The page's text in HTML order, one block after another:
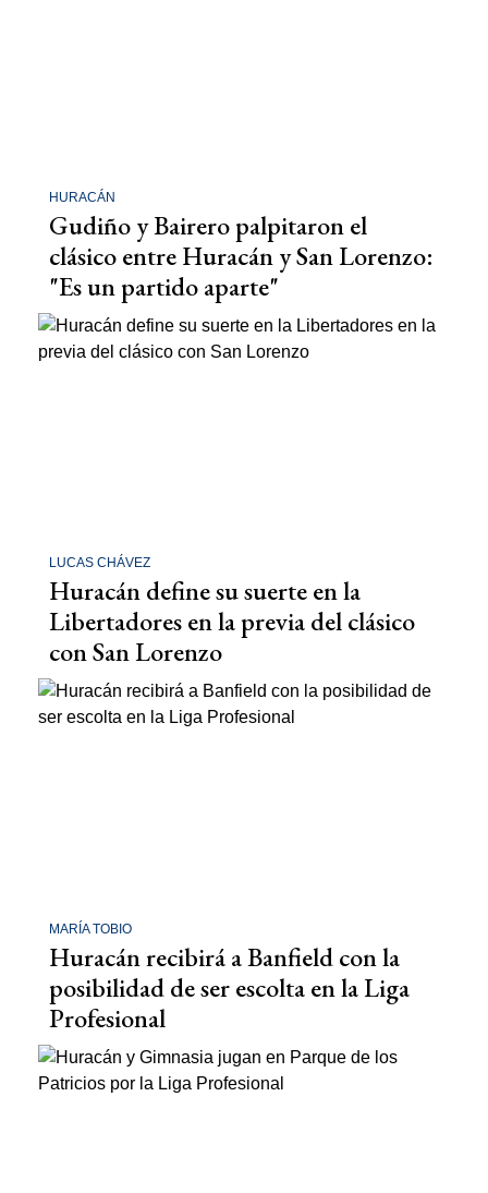
HURACÁN
Gudiño y Bairero palpitaron el
clásico entre Huracán y San Lorenzo:
"Es un partido aparte"
LUCAS CHÁVEZ
Huracán define su suerte en la
Libertadores en la previa del clásico
con San Lorenzo
MARÍA TOBIO
Huracán recibirá a Banfield con la
posibilidad de ser escolta en la Liga
Profesional